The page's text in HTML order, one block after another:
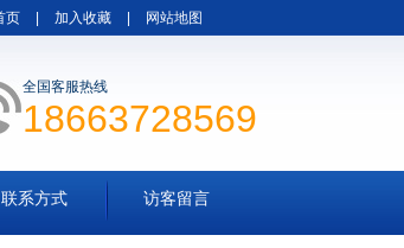
页 加入收藏 网站地图
全国客服热线
18663728569
联系方式 访客留言